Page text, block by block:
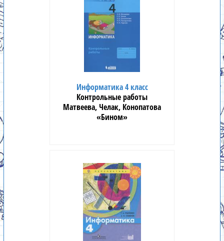
Информатика 4 класс
Контрольные работы
Матвеева, Челак, Конопатова
«Бином»